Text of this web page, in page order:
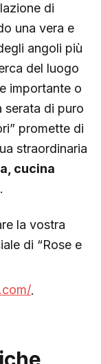
di
una vera e
angoli più
del luogo
importante o
serata di puro
promette di
straordinaria
cucina
.
la vostra
di “Rose e